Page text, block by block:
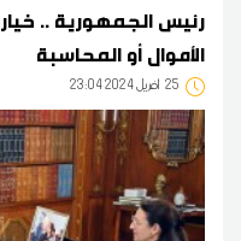
رئيس الجمهورية ..
الأموال أو المحاسبة
25 23:04 2024 أفريل